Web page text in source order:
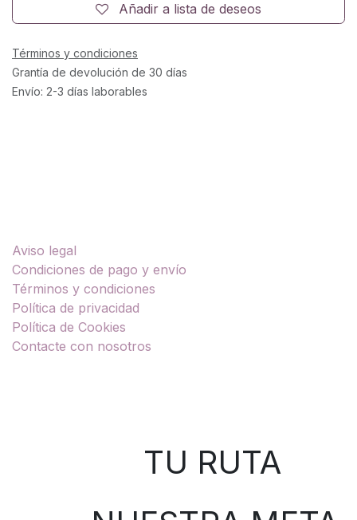
Añadir a lista de deseos
Términos y condiciones
Grantía de devolución de 30 días
Envío: 2-3 días laborables
Aviso legal
Condiciones de pago y envío
Términos y condiciones
Política de privacidad
Política de Cookies
Contacte con nosotros
TU RUTA